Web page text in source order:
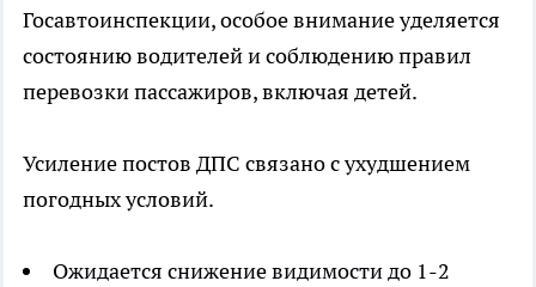
Госавтоинспекции, особое внимание уделяется
состоянию водителей и соблюдению правил
перевозки пассажиров, включая детей.
Усиление постов ДПС связано с ухудшением
погодных условий.
Ожидается снижение видимости до 1-2